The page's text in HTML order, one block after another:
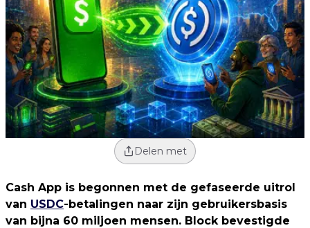
Delen met
Cash App is begonnen met de gefaseerde uitrol
van USDC-betalingen naar zijn gebruikersbasis
van bijna 60 miljoen mensen. Block bevestigde